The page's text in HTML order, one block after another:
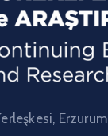
Erzurum